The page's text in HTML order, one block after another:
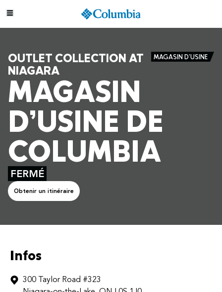
OUTLET COLLECTION AT
NIAGARA
MAGASIN D’USINE
MAGASIN
D’USINE DE
COLUMBIA
FERMÉ
Obtenir un itinéraire
Infos
300 Taylor Road #323